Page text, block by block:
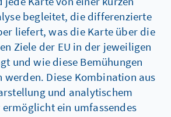
begleitet, die differenzierte
liefert, was die Karte über die
Ziele der EU in der jeweiligen
und wie diese Bemühungen
werden. Diese Kombination aus
und analytischem
ein umfassendes